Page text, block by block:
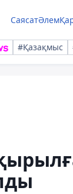
СаясатӘлем
#Қазақмыс